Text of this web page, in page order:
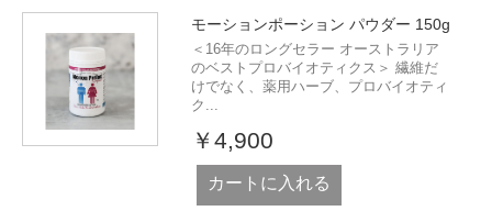
モーションポーション パウダー 150g
＜16年のロングセラー オーストラリア
のベストプロバイオティクス＞ 繊維だ
けでなく、薬用ハーブ、プロバイオティ
ク...
￥4,900
カートに入れる